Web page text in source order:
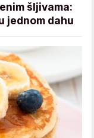
šljivama:
jednom dahu